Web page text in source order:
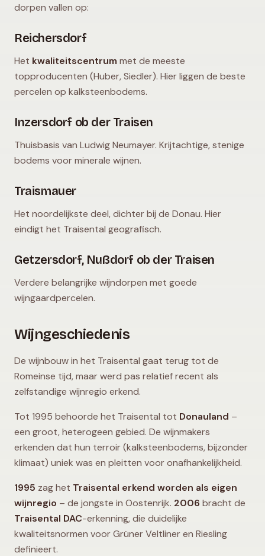
dorpen vallen op:
Reichersdorf
Het kwaliteitscentrum met de meeste
topproducenten (Huber, Siedler). Hier liggen de beste
percelen op kalksteenbodems.
Inzersdorf ob der Traisen
Thuisbasis van Ludwig Neumayer. Krijtachtige, stenige
bodems voor minerale wijnen.
Traismauer
Het noordelijkste deel, dichter bij de Donau. Hier
eindigt het Traisental geografisch.
Getzersdorf, Nußdorf ob der Traisen
Verdere belangrijke wijndorpen met goede
wijngaardpercelen.
Wijngeschiedenis
De wijnbouw in het Traisental gaat terug tot de
Romeinse tijd, maar werd pas relatief recent als
zelfstandige wijnregio erkend.
Tot 1995 behoorde het Traisental tot Donauland –
een groot, heterogeen gebied. De wijnmakers
erkenden dat hun terroir (kalksteenbodems, bijzonder
klimaat) uniek was en pleitten voor onafhankelijkheid.
1995 zag het Traisental erkend worden als eigen
wijnregio – de jongste in Oostenrijk. 2006 bracht de
Traisental DAC-erkenning, die duidelijke
kwaliteitsnormen voor Grüner Veltliner en Riesling
definieert.